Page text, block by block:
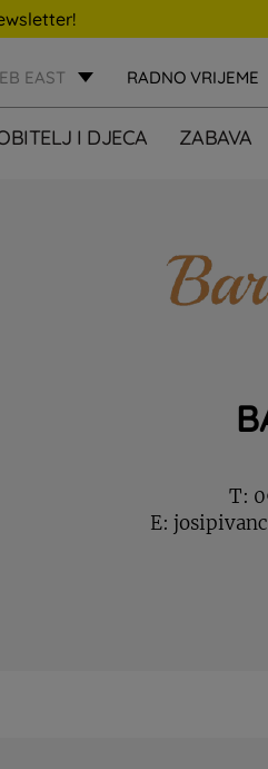
EAST RADNO VRIJEME
I DJECA ZABAVA
T:
E: